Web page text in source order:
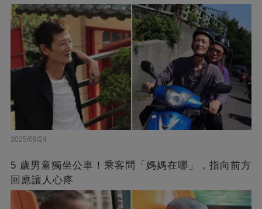
2025/09/24
5 歲男童獨坐公車！乘客問「媽媽在哪」，指向前方
回應讓人心疼